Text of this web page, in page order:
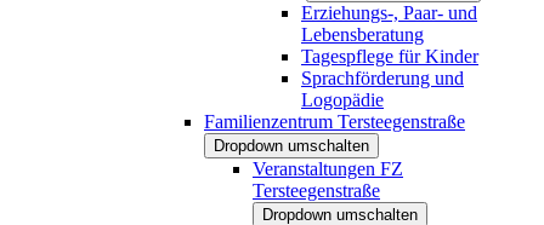
Erziehungs-, Paar- und
Lebensberatung
Tagespflege für Kinder
Sprachförderung und
Logopädie
Familienzentrum Tersteegenstraße
Dropdown umschalten
Veranstaltungen FZ
Tersteegenstraße
Dropdown umschalten